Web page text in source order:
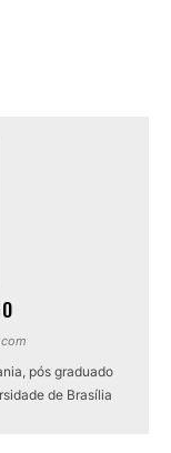
pós graduado
de Brasília